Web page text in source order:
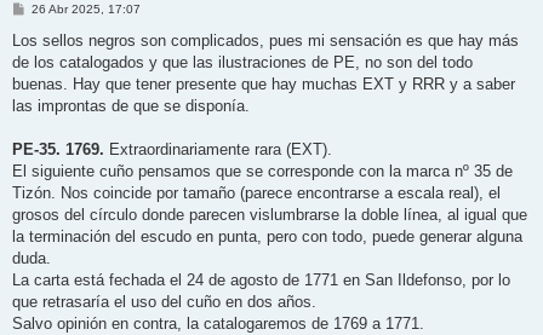
M
n
a
j
26 Abr 2025, 17:07
Los sellos negros son complicados, pues mi sensación es que hay más
de los catalogados y que las ilustraciones de PE, no son del todo
buenas. Hay que tener presente que hay muchas EXT y RRR y a saber
las improntas de que se disponía.
PE-35. 1769. Extraordinariamente rara (EXT).
El siguiente cuño pensamos que se corresponde con la marca nº 35 de
Tizón. Nos coincide por tamaño (parece encontrarse a escala real), el
grosos del círculo donde parecen vislumbrarse la doble línea, al igual que
la terminación del escudo en punta, pero con todo, puede generar alguna
duda.
La carta está fechada el 24 de agosto de 1771 en San Ildefonso, por lo
que retrasaría el uso del cuño en dos años.
Salvo opinión en contra, la catalogaremos de 1769 a 1771.